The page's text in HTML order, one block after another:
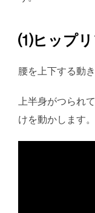
⑴ヒップリ
腰を上下する動き
上半身がつられ
けを動かします。